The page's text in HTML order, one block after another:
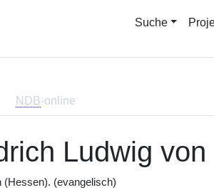
Suche
NDB-online
Ludwig von
(evangelisch)